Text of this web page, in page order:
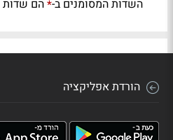
השדות המסומנים ב-*הם שדות
הורדת אפליקציה